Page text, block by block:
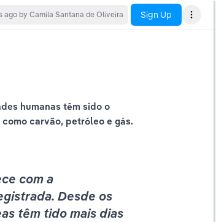
ago by Camila Santana de Oliveira Sign Up
humanas têm sido o
carvão, petróleo e gás.
com a
Desde os
têm tido mais dias